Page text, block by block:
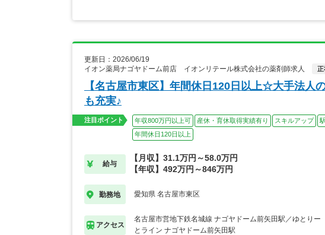
更新日：2026/06/19
イオン薬局ナゴヤドーム前店 イオンリテール株式会社の薬剤師求人
正
【名古屋市東区】年間休日120日以上☆大手法人
も充実♪
注目ポイント 年収800万円以上可 産休・育休取得実績有り スキルアップ
年間休日120日以上
給与
【月収】31.1万円～58.0万円
【年収】492万円～846万円
勤務地 愛知県 名古屋市東区
アクセス
名古屋市営地下鉄名城線 ナゴヤドーム前矢田駅／ゆとりー
とライン ナゴヤドーム前矢田駅